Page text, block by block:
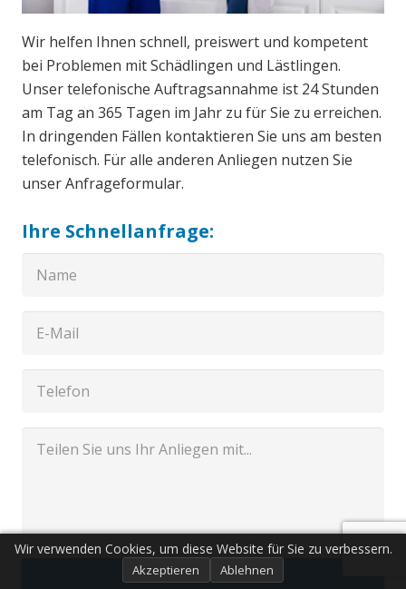
Wir helfen Ihnen schnell, preiswert und kompetent
bei Problemen mit Schädlingen und Lästlingen.
Unser telefonische Auftragsannahme ist 24 Stunden
am Tag an 365 Tagen im Jahr zu für Sie zu erreichen.
In dringenden Fällen kontaktieren Sie uns am besten
telefonisch. Für alle anderen Anliegen nutzen Sie
unser Anfrageformular.
Ihre Schnellanfrage:
Senden
Wir verwenden Cookies, um diese Website für Sie zu verbessern.
Akzeptieren Ablehnen